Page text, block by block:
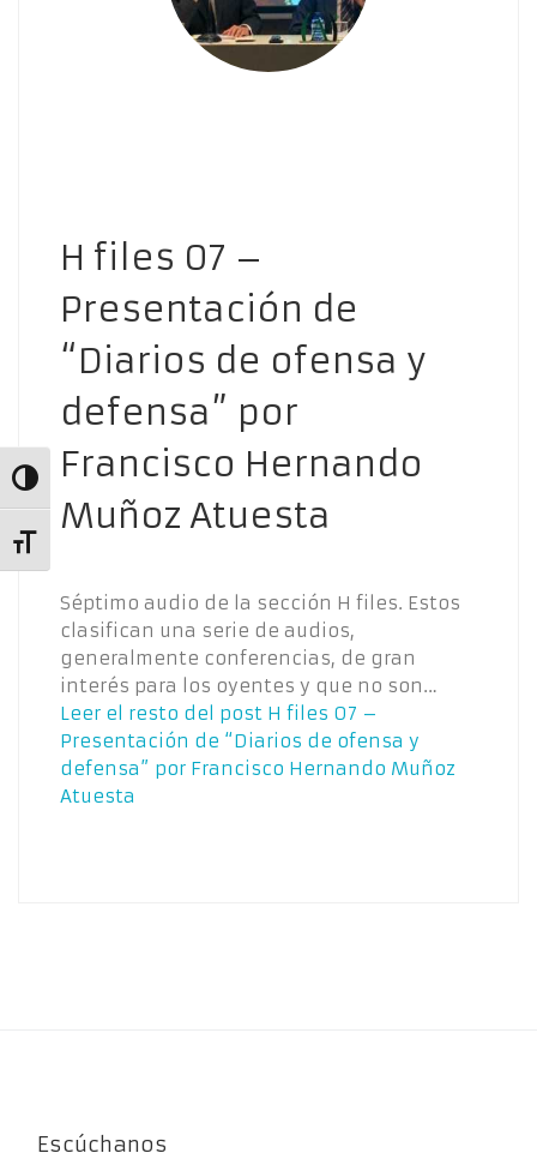
Alternar alto contraste
Alternar tamaño de letra
H files 07 –
Presentación de
“Diarios de ofensa y
defensa” por
Francisco Hernando
Muñoz Atuesta
Séptimo audio de la sección H files. Estos
clasifican una serie de audios,
generalmente conferencias, de gran
interés para los oyentes y que no son…
Leer el resto del post H files 07 –
Presentación de “Diarios de ofensa y
defensa” por Francisco Hernando Muñoz
Atuesta
Escúchanos